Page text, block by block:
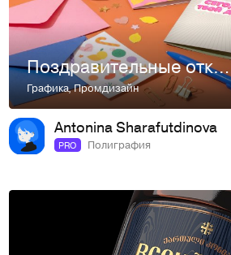
Поздравительные открытки
Графика,Промдизайн
Antonina Sharafutdinova
PRO Полиграфия